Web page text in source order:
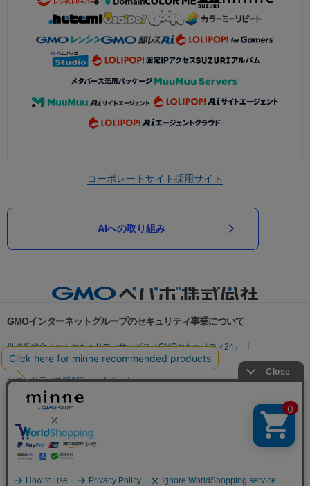
コーポレートサイト採用サイト
AIへの取り組み
GMOインターネットグループのセキュリティ事業について
世界初総合ネットセキュリティサービス「GMOセキュリティ24」
パスワード漏洩診断
Webサイトリスク診断
セキュリティ相談AIチャットボット
実在証明・盗聴対策
サイバー攻撃対策（GMO Flatt Security）
セキュリティ事業の軌跡